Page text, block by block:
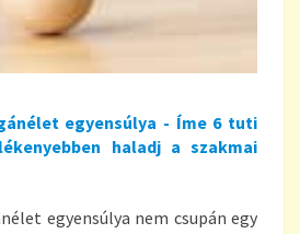
egyensúlya - Íme 6 tuti
haladj a szakmai
egyensúlya nem csupán egy